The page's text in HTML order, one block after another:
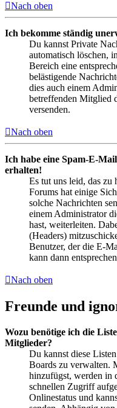
Nach oben
Ich bekomme ständig
Du kannst Private
automatisch löschen,
Bereich eine
belästigende
dies auch einem
betreffenden Mitglied
versenden.
Nach oben
Ich habe eine Spam-E-
erhalten!
Es tut uns leid, das zu
Forums hat einige
solche Nachrichten
einem Administrator
hast, weiterleiten.
(Headers)
Benutzer, der die E-
kann dann
Nach oben
Freunde und
Wozu benötige ich die
Mitglieder?
Du kannst diese
Boards zu verwalten.
hinzufügst, werden in
schnellen Zugriff
Onlinestatus und